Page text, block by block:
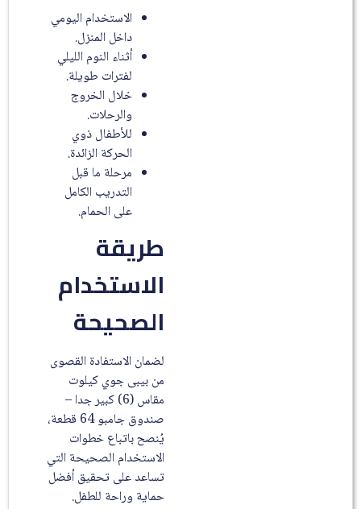
الاستخدام اليومي
داخل المنزل.
أثناء النوم الليلي
لفترات طويلة.
خلال الخروج
والرحلات.
للأطفال ذوي
الحركة الزائدة.
مرحلة ما قبل
التدريب الكامل
على الحمام.
طريقة
الاستخدام
الصحيحة
لضمان الاستفادة القصوى
من بيبى جوي كيلوت
مقاس (6) كبير جدا –
صندوق جامبو 64 قطعة،
يُنصح باتباع خطوات
الاستخدام الصحيحة التي
تساعد على تحقيق أفضل
حماية وراحة للطفل.